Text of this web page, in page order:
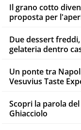
Il grano cotto
proposta per
Due dessert
gelateria dentro
Un ponte tra
Vesuvius Taste
Scopri la parola
Ghiacciolo